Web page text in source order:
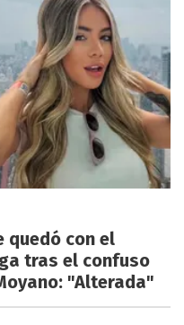
quedó con el
tras el confuso
"Alterada"